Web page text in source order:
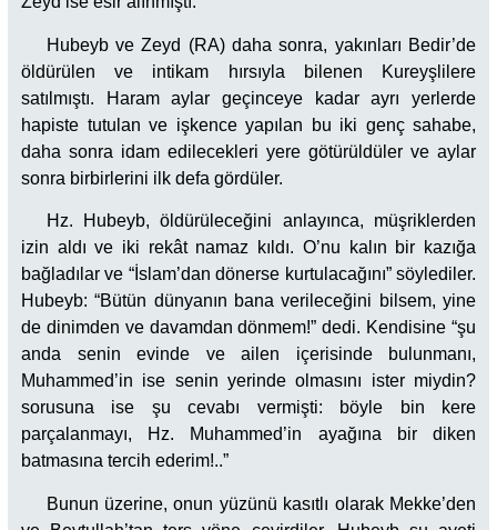
Hubeyb ve Zeyd (RA) daha sonra, yakınları Bedir’de
öldürülen ve intikam hırsıyla bilenen Kureyşlilere
satılmıştı. Haram aylar geçinceye kadar ayrı yerlerde
hapiste tutulan ve işkence yapılan bu iki genç sahabe,
daha sonra idam edilecekleri yere götürüldüler ve aylar
sonra birbirlerini ilk defa gördüler.
Hz. Hubeyb, öldürüleceğini anlayınca, müşriklerden
izin aldı ve iki rekât namaz kıldı. O’nu kalın bir kazığa
bağladılar ve “İslam’dan dönerse kurtulacağını” söylediler.
Hubeyb: “Bütün dünyanın bana verileceğini bilsem, yine
de dinimden ve davamdan dönmem!” dedi. Kendisine “şu
anda senin evinde ve ailen içerisinde bulunmanı,
Muhammed’in ise senin yerinde olmasını ister miydin?
sorusuna ise şu cevabı vermişti: böyle bin kere
parçalanmayı, Hz. Muhammed’in ayağına bir diken
batmasına tercih ederim!..”
Bunun üzerine, onun yüzünü kasıtlı olarak Mekke’den